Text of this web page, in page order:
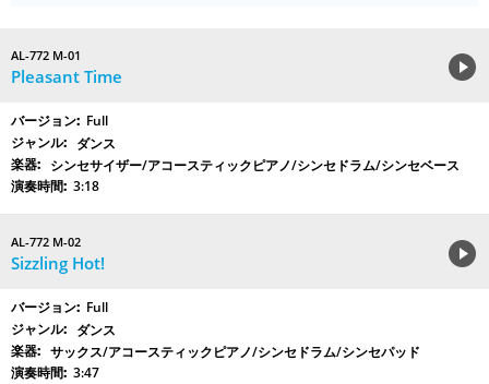
AL-772 M-01
Pleasant Time
Full
ダンス
シンセサイザー/アコースティックピアノ/シンセドラム/シンセベース
3:18
AL-772 M-02
Sizzling Hot!
Full
ダンス
サックス/アコースティックピアノ/シンセドラム/シンセパッド
3:47